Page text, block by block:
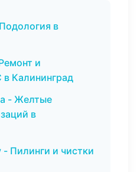
в
и
Калининград
- Желтые
в
- Пилинги и чистки